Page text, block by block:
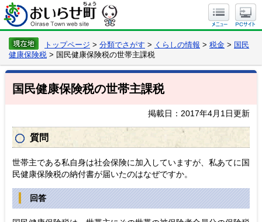
トップページ > 分類でさがす > くらしの情報 > 税金 > 国民
健康保険税 > 国民健康保険税の世帯主課税
国民健康保険税の世帯主課税
掲載日：2017年4月1日更新
質問
世帯主である私自身は社会保険に加入していますが、私あてに国
民健康保険税の納付書が届いたのはなぜですか。
回答